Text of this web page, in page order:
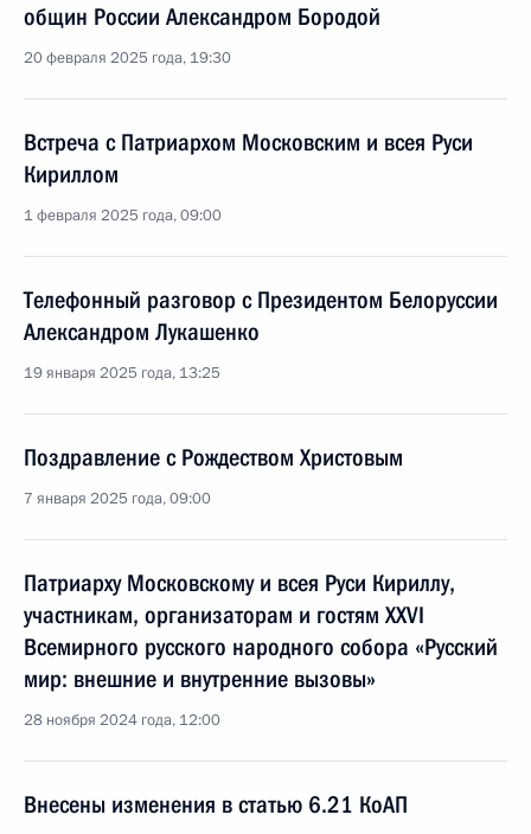
общин России Александром Бородой
20 февраля 2025 года, 19:30
Встреча с Патриархом Московским и всея Руси
Кириллом
1 февраля 2025 года, 09:00
Телефонный разговор с Президентом Белоруссии
Александром Лукашенко
19 января 2025 года, 13:25
Поздравление с Рождеством Христовым
7 января 2025 года, 09:00
Патриарху Московскому и всея Руси Кириллу,
участникам, организаторам и гостям XXVI
Всемирного русского народного собора «Русский
мир: внешние и внутренние вызовы»
28 ноября 2024 года, 12:00
Внесены изменения в статью 6.21 КоАП